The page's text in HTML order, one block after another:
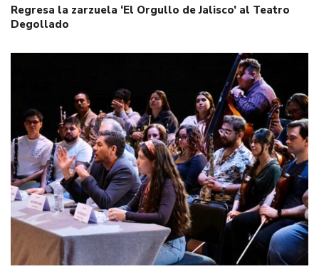
Regresa la zarzuela ‘El Orgullo de Jalisco’ al Teatro
Degollado